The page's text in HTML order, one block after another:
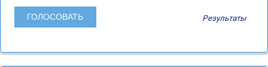
Результаты